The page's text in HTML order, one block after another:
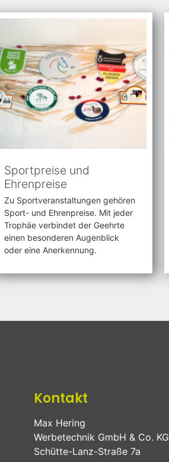
Sportpreise und
Ehrenpreise
Zu Sportveranstaltungen gehören
Sport- und Ehrenpreise. Mit jeder
Trophäe verbindet der Geehrte
einen besonderen Augenblick
oder eine Anerkennung.
Kontakt
Max Hering
Werbetechnik GmbH & Co. KG
Schütte-Lanz-Straße 7a